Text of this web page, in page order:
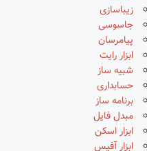
زیباسازی
جاسوسی
پیامرسان
ابزار رایت
شبیه ساز
حسابداری
برنامه ساز
مبدل فایل
ابزار اسکن
ابزار آفیس